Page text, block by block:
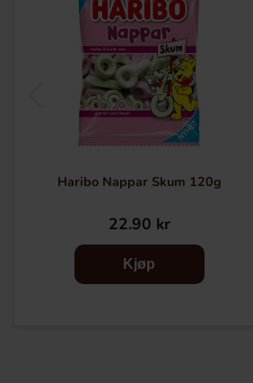
Haribo Nappar Skum 120g
22.90 kr
Kjøp